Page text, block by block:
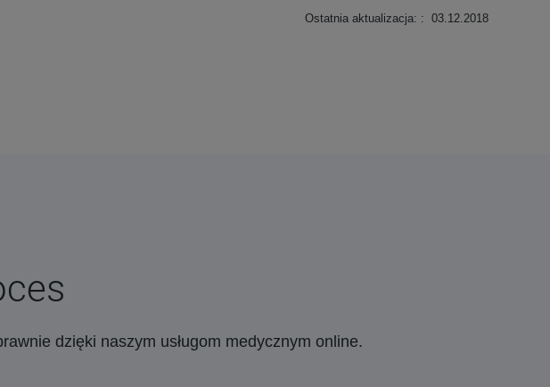
Ostatnia aktualizacja: : 03.12.2018
dzięki naszym usługom medycznym online.